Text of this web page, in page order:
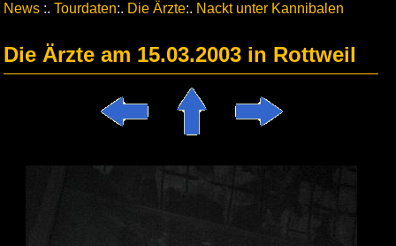
News :. Tourdaten:. Die Ärzte:. Nackt unter Kannibalen
Die Ärzte am 15.03.2003 in Rottweil